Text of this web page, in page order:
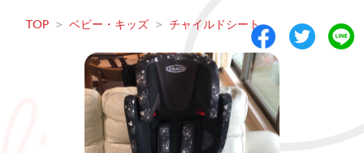
TOP > ベビー・キッズ > チャイルドシート